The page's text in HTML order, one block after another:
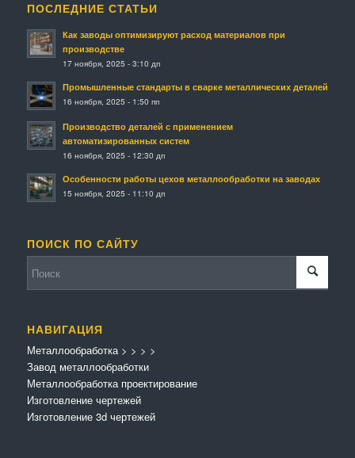
ПОСЛЕДНИЕ СТАТЬИ
Как заводы оптимизируют расход материалов при
производстве
17 ноября, 2025 - 3:10 дп
Промышленные стандарты в сварке металлических деталей
16 ноября, 2025 - 1:50 пп
Производство деталей с применением
автоматизированных систем
16 ноября, 2025 - 12:30 дп
Особенности работы цехов металлообработки на заводах
15 ноября, 2025 - 11:10 дп
ПОИСК ПО САЙТУ
НАВИГАЦИЯ
Металлообработка>
Завод металлообработки
>
Металлообработка проектирование
>
Изготовление чертежей
>
Изготовление 3d чертежей